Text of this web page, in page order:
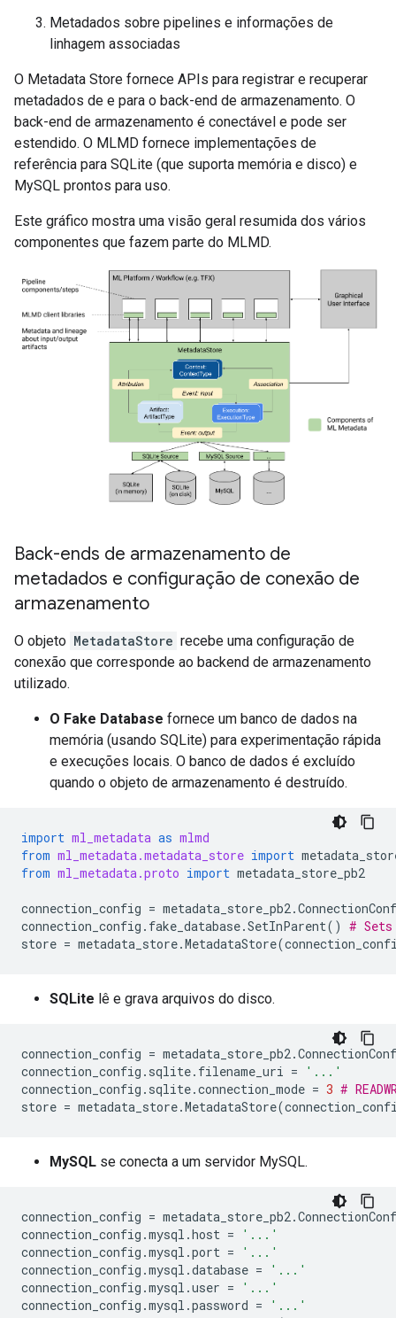
Metadados sobre pipelines e informações de
linhagem associadas
O Metadata Store fornece APIs para registrar e recuperar
metadados de e para o back-end de armazenamento. O
back-end de armazenamento é conectável e pode ser
estendido. O MLMD fornece implementações de
referência para SQLite (que suporta memória e disco) e
MySQL prontos para uso.
Este gráfico mostra uma visão geral resumida dos vários
componentes que fazem parte do MLMD.
Back-ends de armazenamento de
metadados e configuração de conexão de
armazenamento
O objeto MetadataStore recebe uma configuração de
conexão que corresponde ao backend de armazenamento
utilizado.
O Fake Database fornece um banco de dados na
memória (usando SQLite) para experimentação rápida
e execuções locais. O banco de dados é excluído
quando o objeto de armazenamento é destruído.
import ml_metadata as mlmd
from ml_metadata.metadata_store import
from ml_metadata.proto import metadata_store_pb2
connection_config = metadata_store_pb2.
connection_config . fake_database.SetInParent() #
store = metadata_store.MetadataStore(
SQLite lê e grava arquivos do disco.
connection_config = metadata_store_pb2.
connection_config . sqlite. filename_uri =
'...'
connection_config . sqlite.connection_mode = 3 #
store = metadata_store.MetadataStore(
MySQL se conecta a um servidor MySQL.
connection_config = metadata_store_pb2.
connection_config .mysql .host =
'...'
connection_config .mysql .port =
'...'
connection_config .mysql .database =
'...'
connection_config .mysql .user =
'...'
connection_config .mysql .password =
'...'